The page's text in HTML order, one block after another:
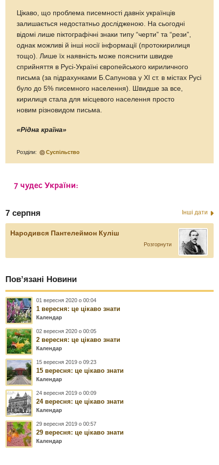
Цікаво, що проблема писемності давніх українців
залишається недостатньо дослідженою. На сьогодні
відомі лише піктографічні знаки типу “черти” та “рези”,
однак можливі й інші носії інформації (протокирилиця
тощо). Лише їх наявність може пояснити швидке
сприйняття в Русі-Україні європейського кириличного
письма (за підрахунками Б.Сапунова у ХІ ст. в містах Русі
було до 5% писемного населення). Швидше за все,
кирилиця стала для місцевого населення просто
новим різновидом письма.
«Рідна країна»
Розділи: Суспільство
7 серпня Інші дати
Народився Пантелеймон Куліш
Розгорнути
Пов’язані Новини
01 вересня 2020 о 00:04
1 вересня: це цікаво знати
Календар
02 вересня 2020 о 00:05
2 вересня: це цікаво знати
Календар
15 вересня 2019 о 09:23
15 вересня: це цікаво знати
Календар
24 вересня 2019 о 00:09
24 вересня: це цікаво знати
Календар
29 вересня 2019 о 00:57
29 вересня: це цікаво знати
Календар